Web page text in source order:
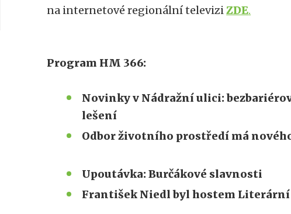
na internetové regionální televiziZDE.
Program HM 366:
Novinky v Nádražní ulici:
lešení
Odbor životního prostředí má
Upoutávka: Burčákové slavnosti
František Niedl byl hostem